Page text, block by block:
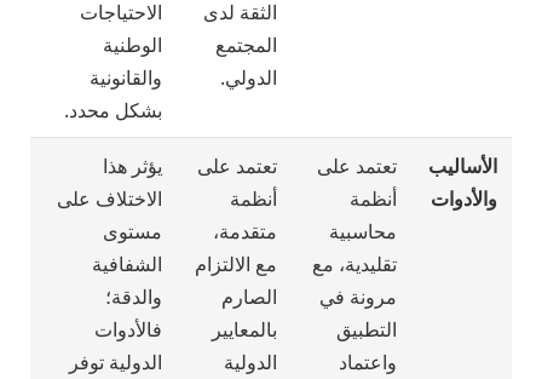
الثقة لدى
المجتمع
الدولي.
الاحتياجات
الوطنية
والقانونية
بشكل محدد.
الأساليب
والأدوات
تعتمد على
أنظمة
محاسبية
تقليدية، مع
مرونة في
التطبيق
واعتماد
تعتمد على
أنظمة
متقدمة،
مع الالتزام
الصارم
بالمعايير
الدولية
يؤثر هذا
الاختلاف على
مستوى
الشفافية
والدقة؛
فالأدوات
الدولية توفر